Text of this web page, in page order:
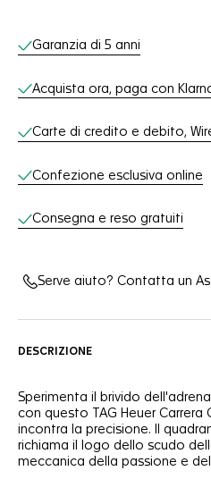
Servizi online
Garanzia di 5 anni
Acquista ora, paga con
Carte di credito e debito, Wire
Confezione esclusiva online
Consegna e reso gratuiti
Serve aiuto? Contatta un
DESCRIZIONE
Sperimenta il brivido
con questo TAG Heuer
incontra la precisione. Il
richiama il logo dello scudo
meccanica della passione e